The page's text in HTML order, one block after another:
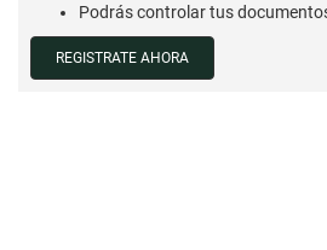
Podrás controlar tus
REGISTRATE AHORA